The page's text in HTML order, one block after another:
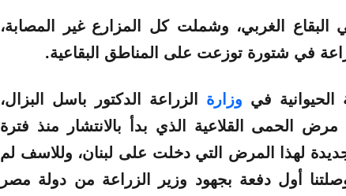
الغربي، وشملت كل المزارع غير المصابة،
في وزارة الزراعة الدكتور باسل البزال،
الحمى القلاعية الذي بدأ بالانتشار منذ فترة
لهذا المرض التي دخلت على لبنان، وللاسف لم
أول دفعة بجهود وزير الزراعة من دولة مصر